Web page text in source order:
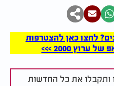
לחצו כאן להצטרפות
2000 >>>
ותקבלו את כל החדשות